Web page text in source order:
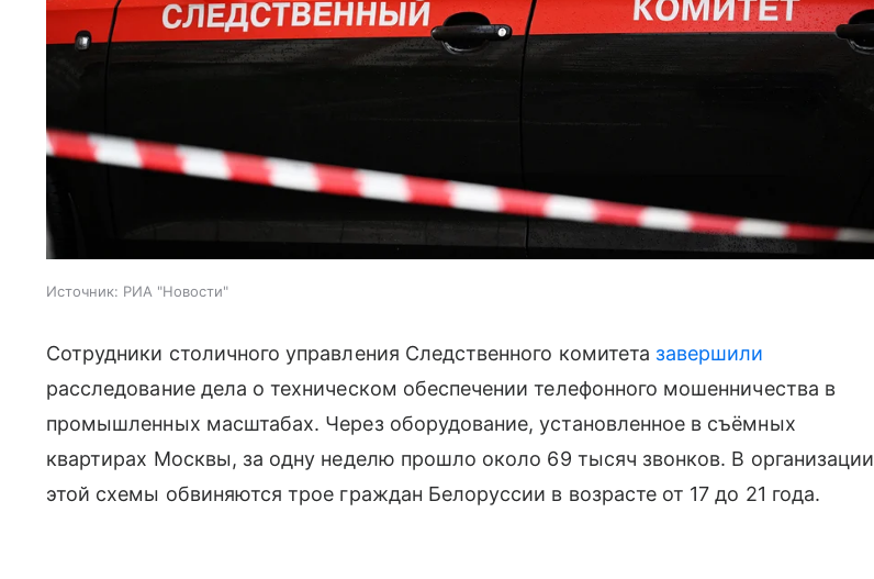
Источник: РИА "Новости"
Сотрудники столичного управления Следственного комитета завершили
расследование дела о техническом обеспечении телефонного мошенничества в
промышленных масштабах. Через оборудование, установленное в съёмных
квартирах Москвы, за одну неделю прошло около 69 тысяч звонков. В организации
этой схемы обвиняются трое граждан Белоруссии в возрасте от 17 до 21 года.